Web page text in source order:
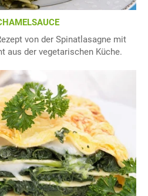
von der Spinatlasagne mit
aus der vegetarischen Küche.